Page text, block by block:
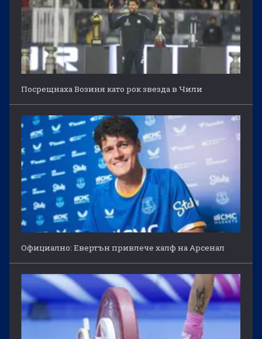
Посрещнаха Возиня като рок звезда в Чили
Официално: Евертън привлече халф на Арсенал